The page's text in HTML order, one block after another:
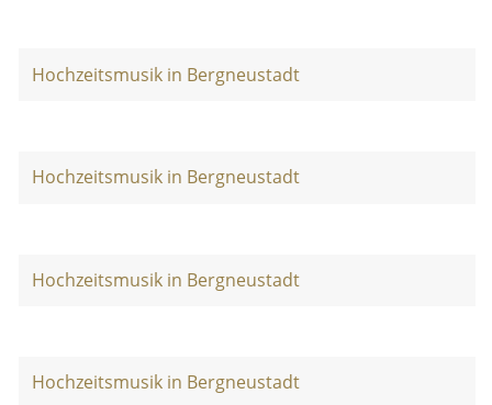
Hochzeitsmusik in Bergneustadt
Hochzeitsmusik in Bergneustadt
Hochzeitsmusik in Bergneustadt
Hochzeitsmusik in Bergneustadt